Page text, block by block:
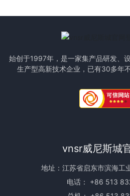
始创于1997年，是一家集产品研发、
生产型高新技术企业，已有30多年
vnsr威尼斯城
地址：江苏省启东市滨海工
电话： +86 513